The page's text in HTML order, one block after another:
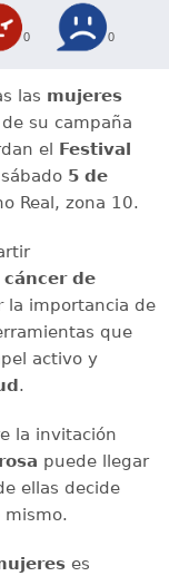
0 0
las mujeres
su campaña
el Festival
5 de
Real, zona 10.
cáncer de
la importancia de
que
activo y
.
la invitación
rosa puede llegar
ellas decide
mismo.
es